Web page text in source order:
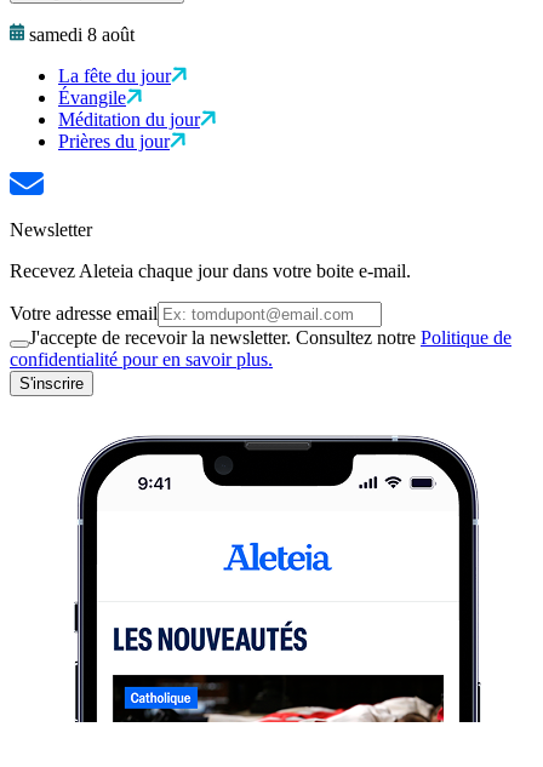
samedi 8 août
La fête du jour
Évangile
Méditation du jour
Prières du jour
Newsletter
Recevez Aleteia chaque jour dans votre boite e-mail.
Votre adresse email
J'accepte de recevoir la newsletter. Consultez notre Politique de
confidentialité pour en savoir plus.
S'inscrire